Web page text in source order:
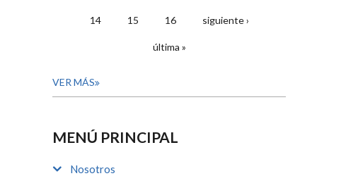
14 15 16 siguiente ›
última »
VER MÁS
MENÚ PRINCIPAL
Nosotros